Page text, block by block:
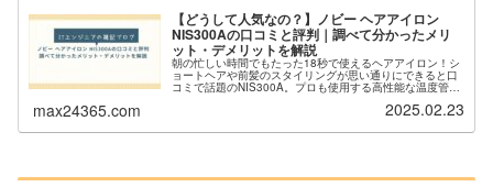
【どうして人気なの？】ノビー ヘアアイロン
NIS300Aの口コミと評判｜調べて分かったメリ
ット・デメリットを解説
朝の忙しい時間でもたった18秒で使えるヘアアイロン！シ
ョートヘアや前髪のスタイリングが思い通りにできると口
コミで話題のNIS300A。プロも使用する高性能な温度管理
max24365.com 2025.02.23